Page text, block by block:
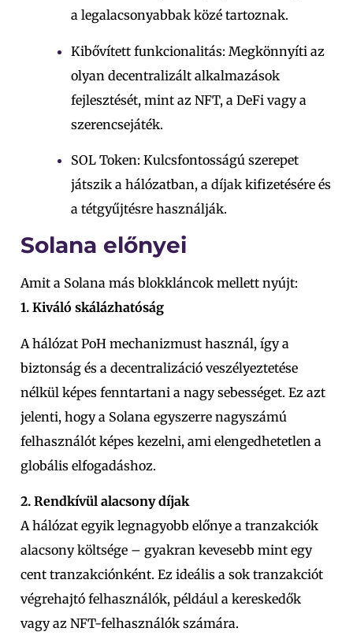
a legalacsonyabbak közé tartoznak.
Kibővített funkcionalitás: Megkönnyíti az
olyan decentralizált alkalmazások
fejlesztését, mint az NFT, a DeFi vagy a
szerencsejáték.
SOL Token: Kulcsfontosságú szerepet
játszik a hálózatban, a díjak kifizetésére és
a tétgyűjtésre használják.
Solana előnyei
Amit a Solana más blokkláncok mellett nyújt:
1. Kiváló skálázhatóság
A hálózat PoH mechanizmust használ, így a
biztonság és a decentralizáció veszélyeztetése
nélkül képes fenntartani a nagy sebességet. Ez azt
jelenti, hogy a Solana egyszerre nagyszámú
felhasználót képes kezelni, ami elengedhetetlen a
globális elfogadáshoz.
2. Rendkívül alacsony díjak
A hálózat egyik legnagyobb előnye a tranzakciók
alacsony költsége – gyakran kevesebb mint egy
cent tranzakciónként. Ez ideális a sok tranzakciót
végrehajtó felhasználók, például a kereskedők
vagy az NFT-felhasználók számára.